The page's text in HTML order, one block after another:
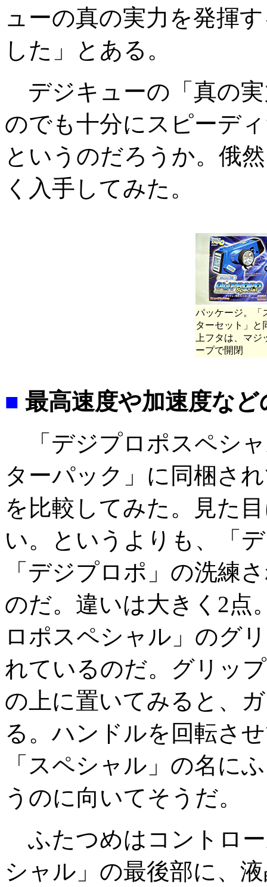
ューの真の実力を発揮
した」とある。
デジキューの「真の
のでも十分にスピーデ
というのだろうか。俄
く入手してみた。
パッケージ。「
ターセット」と
上フタは、マジ
ープで開閉
■ 最高速度や加速度な
「デジプロポスペシ
ターパック」に同梱さ
を比較してみた。見た
い。というよりも、「
「デジプロポ」の洗練
のだ。違いは大きく2点
ロポスペシャル」のグ
れているのだ。グリッ
の上に置いてみると、
る。ハンドルを回転さ
「スペシャル」の名に
うのに向いてそうだ。
ふたつめはコントロ
シャル」の最後部に、